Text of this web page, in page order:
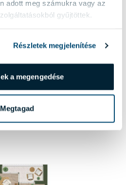
adott meg számukra vagy az
gyűjtöttek.
Részletek megjelenítése
a megengedése
Megtagad
+ 1 hálószobás lakás, 6 m2-es